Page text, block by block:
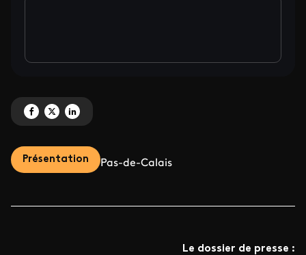
Partagez 'Le monument préféré des Français 2023' sur Facebook
Partagez 'Le monument préféré des Français 2023' sur X
Partagez 'Le monument préféré des Français 2023' sur LinkedIn
Présentation Pas-de-Calais
Le dossier de presse :